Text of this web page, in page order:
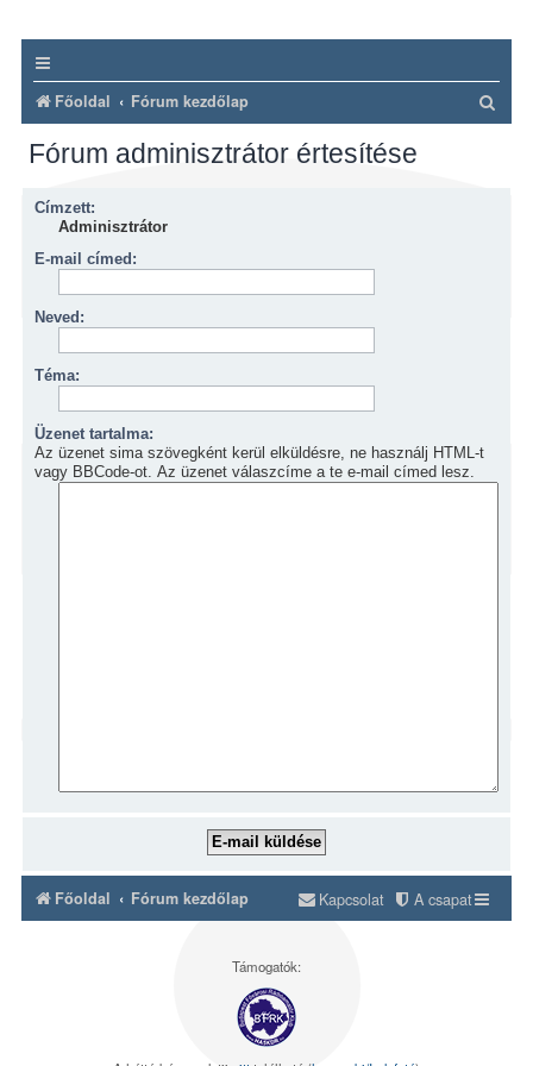
Főoldal Fórum kezdőlap
Fórum adminisztrátor értesítése
Címzett:
Adminisztrátor
E-mail címed:
Neved:
Téma:
Üzenet tartalma:
Az üzenet sima szövegként kerül elküldésre, ne használj HTML-t
vagy BBCode-ot. Az üzenet válaszcíme a te e-mail címed lesz.
Főoldal Fórum kezdőlap A csapat
Kapcsolat
Támogatók: